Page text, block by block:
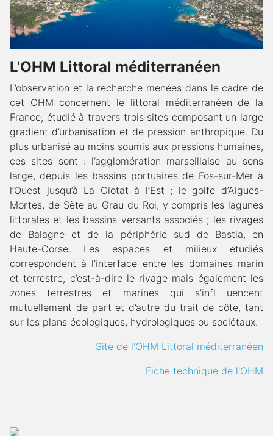
L'OHM Littoral méditerranéen
L’observation et la recherche menées dans le cadre de
cet OHM concernent le littoral méditerranéen de la
France, étudié à travers trois sites composant un large
gradient d’urbanisation et de pression anthropique. Du
plus urbanisé au moins soumis aux pressions humaines,
ces sites sont : l’agglomération marseillaise au sens
large, depuis les bassins portuaires de Fos-sur-Mer à
l’Ouest jusqu’à La Ciotat à l’Est ; le golfe d’Aigues-
Mortes, de Sète au Grau du Roi, y compris les lagunes
littorales et les bassins versants associés ; les rivages
de Balagne et de la périphérie sud de Bastia, en
Haute-Corse. Les espaces et milieux étudiés
correspondent à l’interface entre les domaines marin
et terrestre, c’est-à-dire le rivage mais également les
zones terrestres et marines qui s’infl uencent
mutuellement de part et d’autre du trait de côte, tant
sur les plans écologiques, hydrologiques ou sociétaux.
Site de l'OHM Littoral méditerranéen
Fiche technique de l'OHM